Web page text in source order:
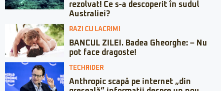
rezolvat! Ce s-a descoperit în sudul
Australiei?
RAZI CU LACRIMI
BANCUL ZILEI. Badea Gheorghe: – Nu
pot face dragoste!
TECHRIDER
Anthropic scapă pe internet „din